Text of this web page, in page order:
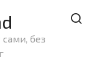
без